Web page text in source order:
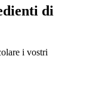
di
i vostri